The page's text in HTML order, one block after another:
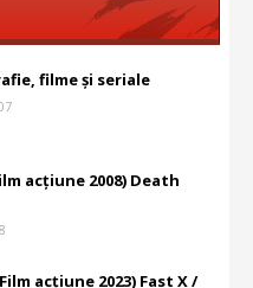
filme și seriale
acțiune 2008) Death
acțiune 2023) Fast X /